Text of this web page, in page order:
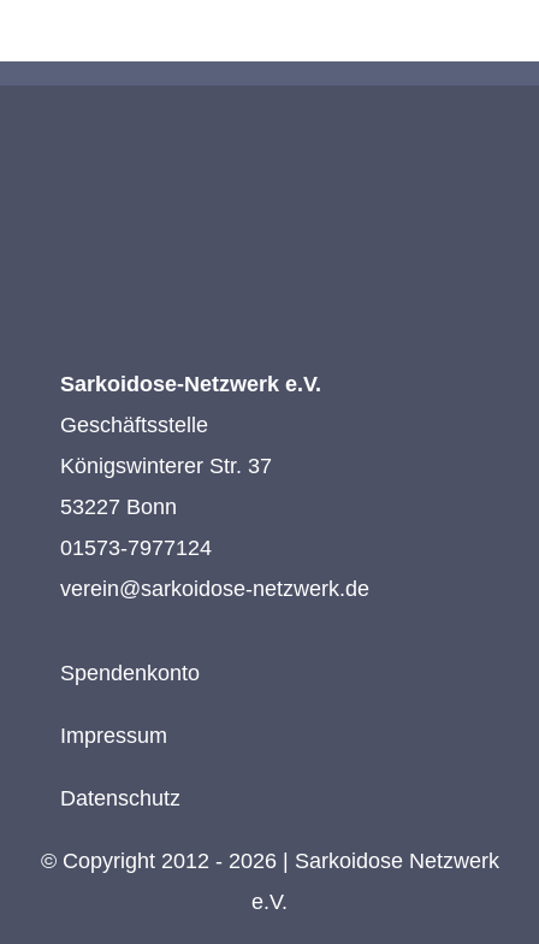
Sarkoidose-Netzwerk e.V.
Geschäftsstelle
Königswinterer Str. 37
53227 Bonn
01573-7977124
verein@sarkoidose-netzwerk.de
Spendenkonto
Impressum
Datenschutz
© Copyright 2012 - 2026 | Sarkoidose Netzwerk
e.V.